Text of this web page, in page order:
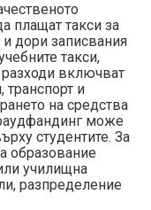
плащат такси за
дори записвания
такси,
включват
транспорт и
на средства
може
студентите. За
образование
училищна
разпределение